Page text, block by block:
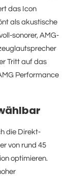
das Icon
als akustische
sonorer, AMG-
Tritt auf das
Performance
die Direkt-
von rund 45
optimieren.